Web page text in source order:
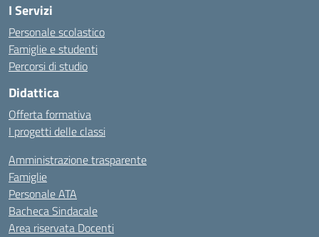
I Servizi
Personale scolastico
Famiglie e studenti
Percorsi di studio
Didattica
Offerta formativa
I progetti delle classi
Amministrazione trasparente
Famiglie
Personale ATA
Bacheca Sindacale
Area riservata Docenti